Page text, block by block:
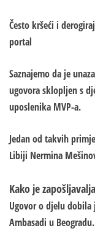
Često kršeći i
portal
Saznajemo da je
ugovora sklopljen s
uposlenika MVP-a.
Jedan od takvih
Libiji Nermina
Kako je
Ugovor o djelu dobila
Ambasadi u Beogradu.